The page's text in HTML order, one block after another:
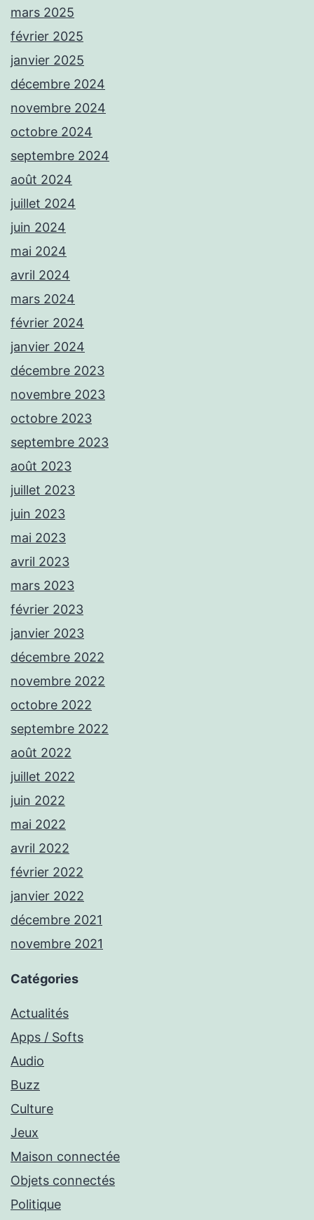
mars 2025
février 2025
janvier 2025
décembre 2024
novembre 2024
octobre 2024
septembre 2024
août 2024
juillet 2024
juin 2024
mai 2024
avril 2024
mars 2024
février 2024
janvier 2024
décembre 2023
novembre 2023
octobre 2023
septembre 2023
août 2023
juillet 2023
juin 2023
mai 2023
avril 2023
mars 2023
février 2023
janvier 2023
décembre 2022
novembre 2022
octobre 2022
septembre 2022
août 2022
juillet 2022
juin 2022
mai 2022
avril 2022
février 2022
janvier 2022
décembre 2021
novembre 2021
Catégories
Actualités
Apps / Softs
Audio
Buzz
Culture
Jeux
Maison connectée
Objets connectés
Politique